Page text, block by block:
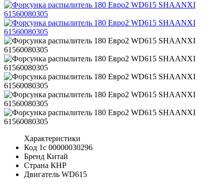
Характеристики
Код 1с 00000030296
Бренд Китай
Страна КНР
Двигатель WD615